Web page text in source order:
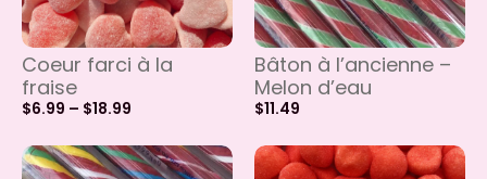
Coeur farci à la
fraise
$6.99 – $18.99
Bâton à l’ancienne –
Melon d’eau
$11.49